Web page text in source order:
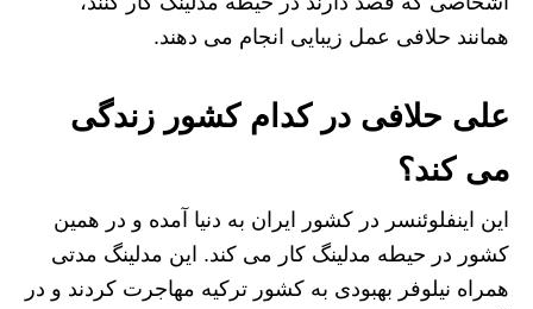
همانند حلافی عمل زیبایی انجام می دهند.
علی حلافی در کدام کشور زندگی
می کند؟
این اینفلوئنسر در کشور ایران به دنیا آمده و در همین
کشور در حیطه مدلینگ کار می کند. این مدلینگ مدتی
همراه نیلوفر بهبودی به کشور ترکیه مهاجرت کردند و در